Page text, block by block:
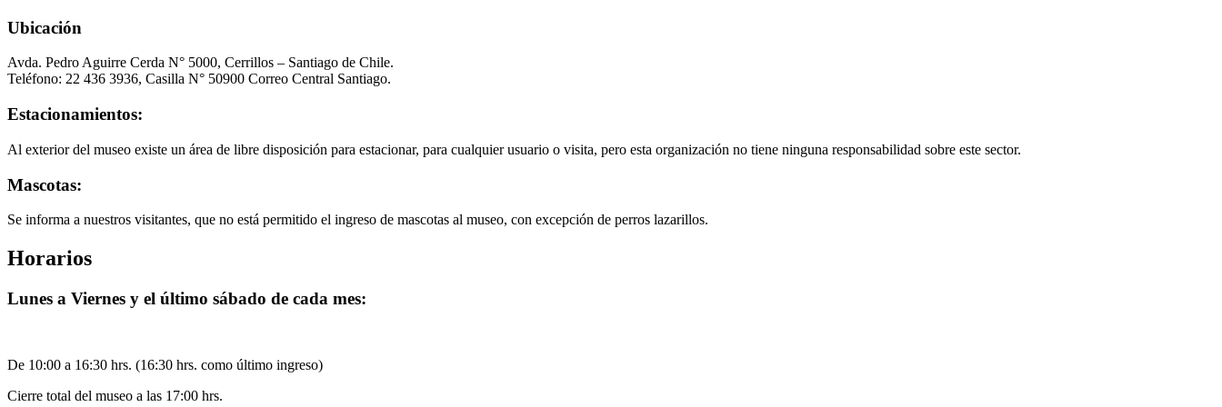
Ubicación
Avda. Pedro Aguirre Cerda N° 5000, Cerrillos – Santiago de Chile.
Teléfono: 22 436 3936, Casilla N° 50900 Correo Central Santiago.
Estacionamientos:
Al exterior del museo existe un área de libre disposición para estacionar, para cualquier usuario o visita, pero esta organización no tiene ninguna responsabilidad sobre este sector.
Mascotas:
Se informa a nuestros visitantes, que no está permitido el ingreso de mascotas al museo, con excepción de perros lazarillos.
Horarios
Lunes a Viernes y el último sábado de cada mes:
De 10:00 a 16:30 hrs. (16:30 hrs. como último ingreso)
Cierre total del museo a las 17:00 hrs.